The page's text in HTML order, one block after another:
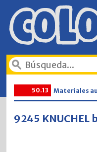
50.13 Materiales
9245 KNUCHEL